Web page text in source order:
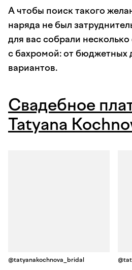
А чтобы поиск такого
наряда не был
для вас собрали
с бахромой: от бюджетных
вариантов.
Свадебное
Tatyana
@tatyanakochnova_bridal